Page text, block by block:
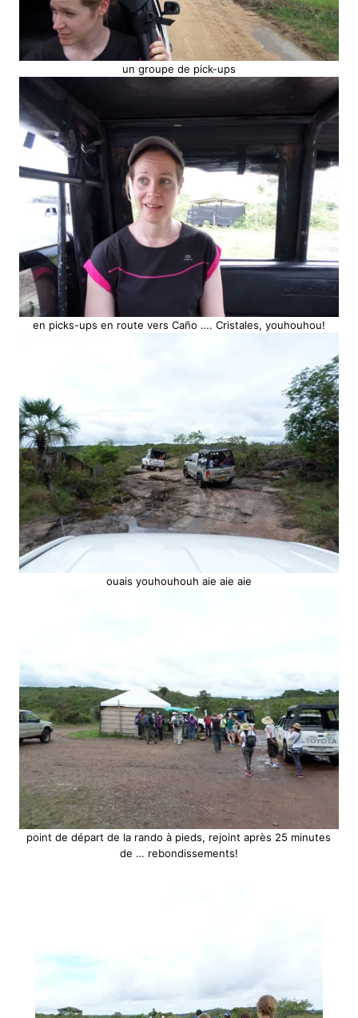
un groupe de pick-ups
en picks-ups en route vers Caño …. Cristales, youhouhou!
ouais youhouhouh aie aie aie
point de départ de la rando à pieds, rejoint après 25 minutes
de … rebondissements!